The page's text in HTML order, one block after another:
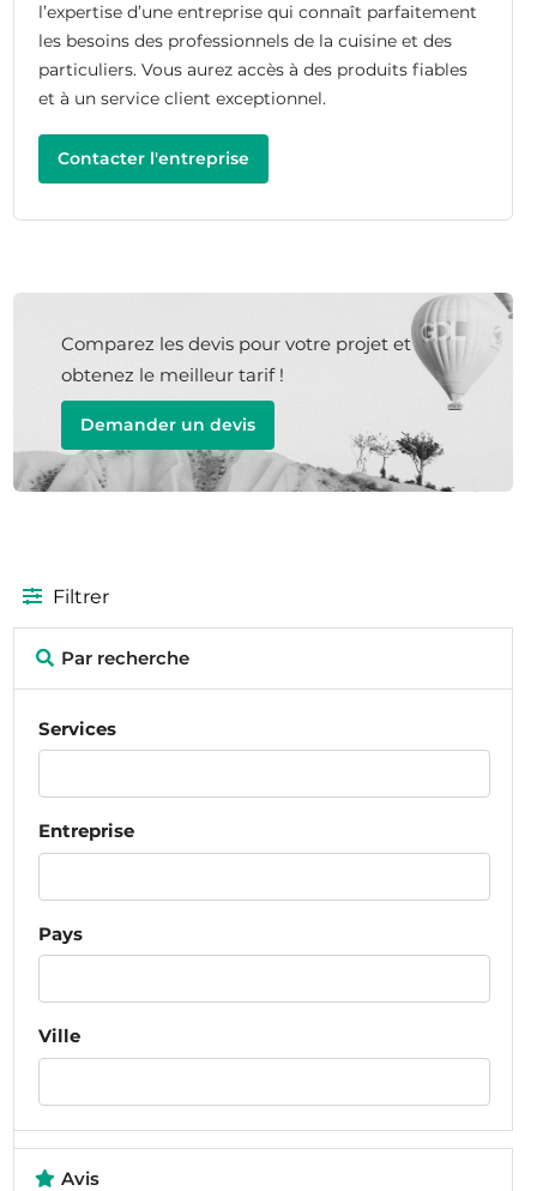
l’expertise d’une entreprise qui connaît parfaitement
les besoins des professionnels de la cuisine et des
particuliers. Vous aurez accès à des produits fiables
et à un service client exceptionnel.
Contacter l'entreprise
Comparez les devis pour votre projet et
obtenez le meilleur tarif !
Demander un devis
Filtrer
Par recherche
Services
Entreprise
Pays
Ville
Avis